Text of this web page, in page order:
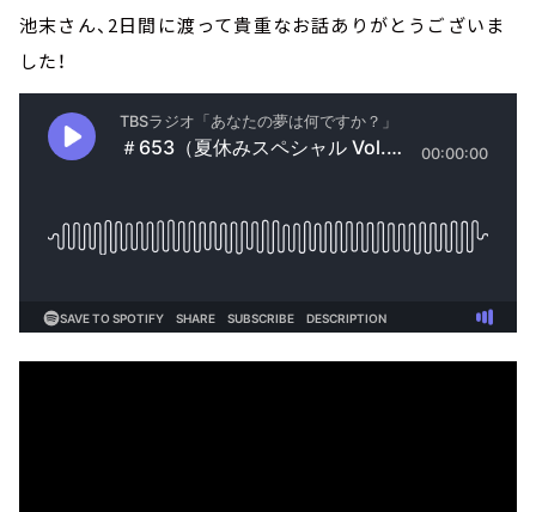
池末さん、2日間に渡って貴重なお話ありがとうございま
した！